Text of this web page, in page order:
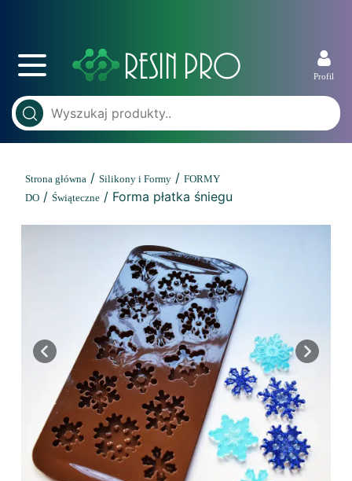
Profil
Strona główna / Silikony i Formy / FORMY
DO / Świąteczne / Forma płatka śniegu
Previous Next